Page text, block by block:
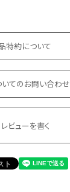
特約について
てのお問い合わせ
レビューを書く